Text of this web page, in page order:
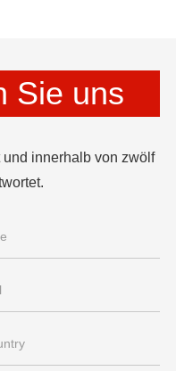
Sie uns
und innerhalb von zwölf